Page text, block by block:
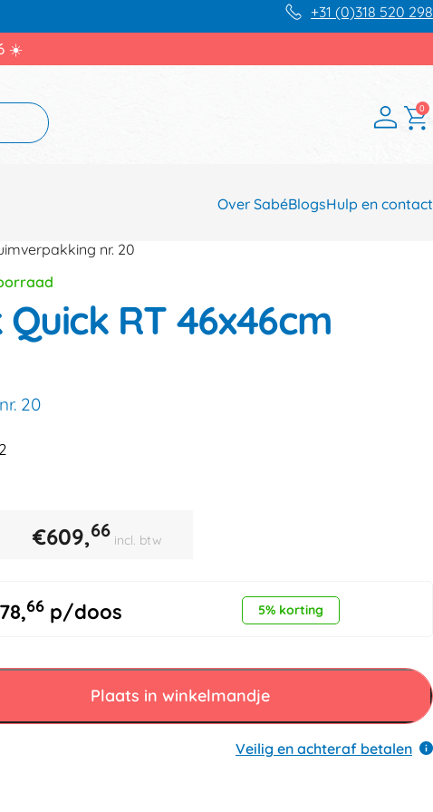
+31 (0)318 520 298
☀️
0
Over SabéBlogsHulp en contact
nr. 20
RT 46x46cm
20
€609,66 incl. btw
66 p/doos 5% korting
Plaats in winkelmandje
Veilig en achteraf betalen